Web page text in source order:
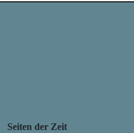
Seiten der Zeit